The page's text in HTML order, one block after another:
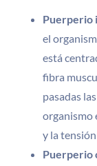
Puerperio
el
está
fibra
pasadas
organismo
y la
Puerperio